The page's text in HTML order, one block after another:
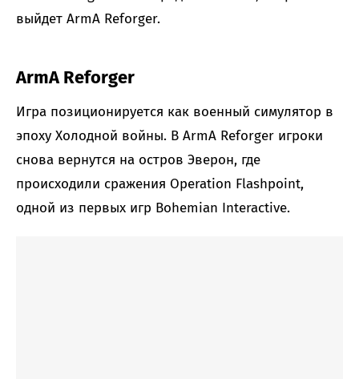
выйдет ArmA Reforger.
ArmA Reforger
Игра позиционируется как военный симулятор в
эпоху Холодной войны. В ArmA Reforger игроки
снова вернутся на остров Эверон, где
происходили сражения Operation Flashpoint,
одной из первых игр Bohemian Interactive.